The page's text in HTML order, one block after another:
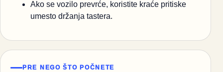
Ako se vozilo prevrće, koristite kraće pritiske
umesto držanja tastera.
PRE NEGO ŠTO POČNETE